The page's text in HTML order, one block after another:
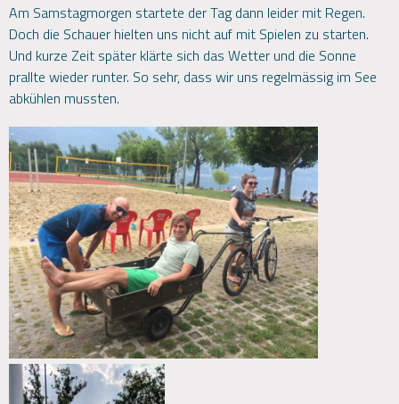
Am Samstagmorgen startete der Tag dann leider mit Regen.
Doch die Schauer hielten uns nicht auf mit Spielen zu starten.
Und kurze Zeit später klärte sich das Wetter und die Sonne
prallte wieder runter. So sehr, dass wir uns regelmässig im See
abkühlen mussten.